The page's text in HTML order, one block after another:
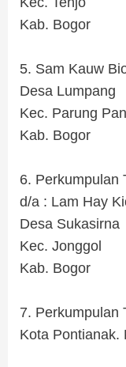
Kab. Bogor
5. Sam Kauw
Desa Lumpang
Kec. Parung
Kab. Bogor
6. Perkumpulan
d/a : Lam Hay
Desa Sukasirna
Kec. Jonggol
Kab. Bogor
7. Perkumpulan
Kota Pontianak.